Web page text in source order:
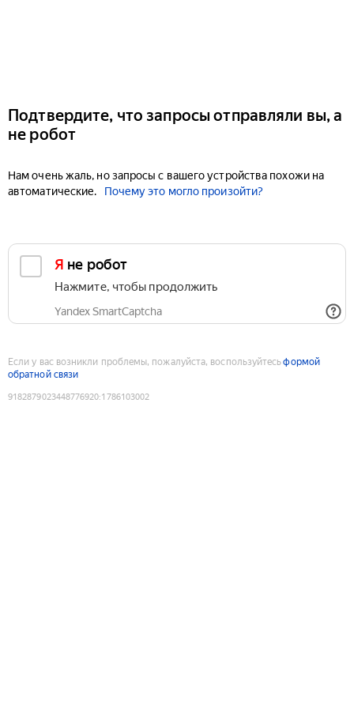
Подтвердите, что запросы отправляли вы, а
не робот
Нам очень жаль, но запросы с вашего устройства похожи на
автоматические.
Почему это могло произойти?
Я не робот
Нажмите, чтобы продолжить
Yandex SmartCaptcha
Если у вас возникли проблемы, пожалуйста, воспользуйтесьформой
обратной связи
9182879023448776920:1786103002